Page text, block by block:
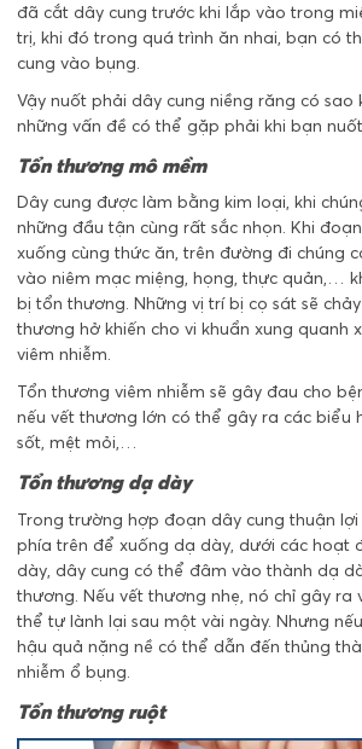
đã cắt dây cung trước khi lắp vào trong
trị, khi đó trong quá trình ăn nhai, bạn có
cung vào bụng.
Vậy nuốt phải dây cung niềng răng có sao
những vấn đề có thể gặp phải khi bạn
Tổn thương mô mềm
Dây cung được làm bằng kim loại, khi
những đầu tận cùng rất sắc nhọn. Khi
xuống cùng thức ăn, trên đường đi chúng
vào niêm mạc miệng, họng, thực quản,…
bị tổn thương. Những vị trí bị cọ sát sẽ
thương hở khiến cho vi khuẩn xung quanh
viêm nhiễm.
Tổn thương viêm nhiễm sẽ gây đau cho
nếu vết thương lớn có thể gây ra các biểu
sốt, mệt mỏi,…
Tổn thương dạ dày
Trong trường hợp đoạn dây cung thuận
phía trên để xuống dạ dày, dưới các hoạt
dày, dây cung có thể đâm vào thành dạ
thương. Nếu vết thương nhẹ, nó chỉ gây ra
thể tự lành lại sau một vài ngày. Nhưng
hậu quả nặng nề có thể dẫn đến thủng
nhiễm ổ bụng.
Tổn thương ruột